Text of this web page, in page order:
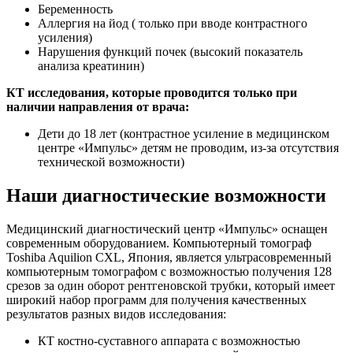
Беременность
Аллергия на йод ( только при вводе контрастного
усиления)
Нарушения функций почек (высокий показатель
анализа креатинин)
КТ исследования, которые проводится только при
наличии направления от врача:
Дети до 18 лет (контрастное усиление в медицинском
центре «Импульс» детям не проводим, из-за отсутствия
технической возможности)
Наши диагностические возможности
Медицинский диагностический центр «Импульс» оснащен
современным оборудованием. Компьютерный томограф
Toshiba Aquilion CXL, Япония, является ультрасовременный
компьютерным томографом с возможностью получения 128
срезов за один оборот рентгеновской трубки, который имеет
широкий набор программ для получения качественных
результатов разных видов исследования:
КТ костно-суставного аппарата с возможностью